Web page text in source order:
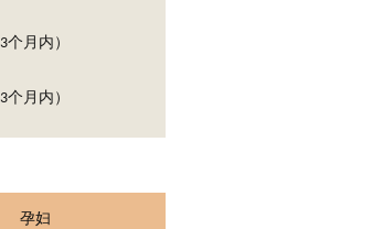
3个月内）
3个月内）
孕妇